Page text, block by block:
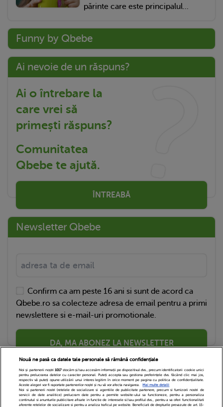
părinte care este principalul...
Funny by Qbebe
Ai nevoie de un răspuns?
Ai o întrebare la
care vrei să
primești răspuns?
Comunitatea
Qbebe te ajută.
ÎNTREABĂ
Newsletter Qbebe
Confirm ca am peste 16 ani si sunt de acord ca
Qbebe.ro sa colecteze adresa de email pentru a primi
newslettere si e-mail-uri promotionale.
DA, MA ABONEZ LA NEWSLETTER
Nouă ne pasă ca datele tale personale să rămână confidențiale
Noi și partenerii noștri 1017stocăm și/sau accesăm informații pe dispozitivul dvs., precum identificatorii cookie unici
pentru prelucrarea datelor cu caracter personal. Puteți accepta sau gestiona preferințele dvs. făcând clic mai jos,
respectiv vă puteți opune utilizării unui interes legitim în orice moment pe pagina cu politica de confidențialitate.
Aceste alegeri vor fi raportate partenerilor noștri și nu vă vor afecta navigarea.
Mai multe detalii
Noi si partenerii nostri (retelele de socializare si agentiile de publicitate partenere, precum si furnizorii nostri de
servicii de date analitice) prelucram date pentru a permite website-ului sa functioneze, pentru a personaliza
continutul si anunturile publicitare afisate in functie de interesele si/sau profilul dvs., pentru a va oferi functionalitati
aferente retelelor de socializare si pentru a analiza traficul pe website. Beneficiati de drepturile prevazute de art. 15-